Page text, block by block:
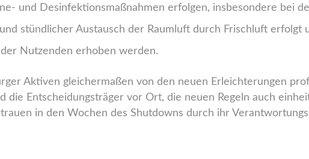
und Desinfektionsmaßnahmen erfolgen, insbesondere bei
stündlicher Austausch der Raumluft durch Frischluft erfolgt
Nutzenden erhoben werden.
Aktiven gleichermaßen von den neuen Erleichterungen
die Entscheidungsträger vor Ort, die neuen Regeln auch
in den Wochen des Shutdowns durch ihr